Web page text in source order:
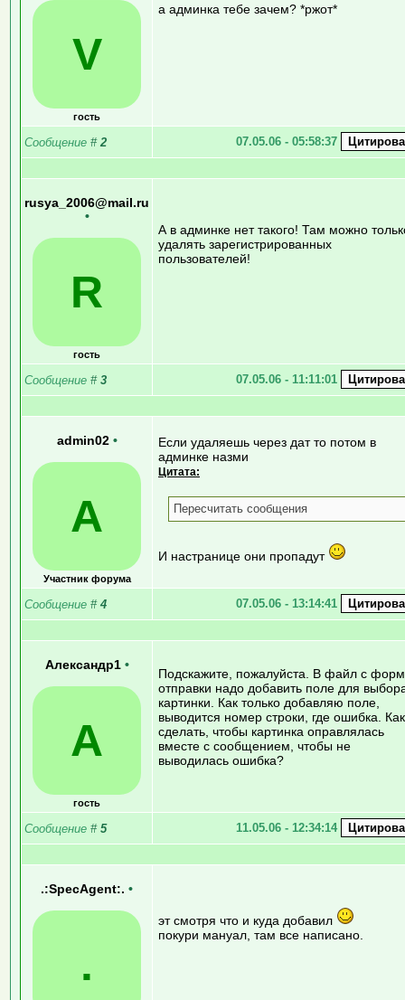
V
гость
а админка тебе зачем? *ржот*
Сообщение # 2 07.05.06 - 05:58:37
rusya_2006@mail.ru
•
R
гость
А в админке нет такого! Там можно
удалять зарегистрированных
пользователей!
Сообщение # 3 07.05.06 - 11:11:01
admin02 •
A
Участник форума
Если удаляешь через дат то потом в
админке назми
Цитата:
Пересчитать сообщения
И настранице они пропадут
Сообщение # 4 07.05.06 - 13:14:41
Александр1 •
А
гость
Подскажите, пожалуйста. В файл с
отправки надо добавить поле для
картинки. Как только добавляю поле,
выводится номер строки, где ошибка. Как
сделать, чтобы картинка оправлялась
вместе с сообщением, чтобы не
выводилась ошибка?
Сообщение # 5 11.05.06 - 12:34:14
.:SpecAgent:. •
.
эт смотря что и куда добавил
покури мануал, там все написано.